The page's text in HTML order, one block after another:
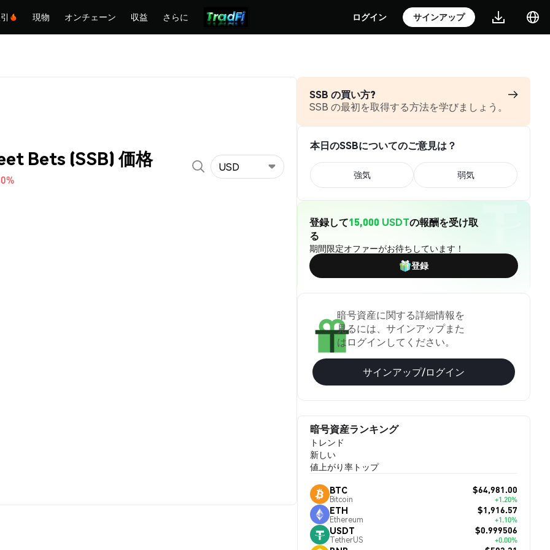
現物 オンチェーン 収益 さらに ログイン サインアップ
Bets (SSB) 価格 USD
SSB の買い方?
SSB の最初を取得する方法を学びましょう。
本日のSSBについてのご意見は？
強気 弱気
登録して15,000 USDTの報酬を受け取
る
期間限定オファーがお待ちしています！
登録
暗号資産に関する詳細情報を
見るには、サインアップまた
はログインしてください。
サインアップ/ログイン
暗号資産ランキング
トレンド
新しい
値上がり率トップ
BTC
Bitcoin
$64,981.00
+1.20%
ETH
Ethereum
$1,916.57
+1.10%
USDT
TetherUS
$0.999506
+0.00%